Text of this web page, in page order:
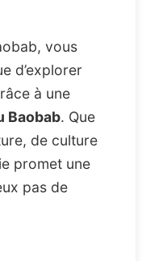
vous
d’explorer
à une
Baobab. Que
de culture
promet une
pas de